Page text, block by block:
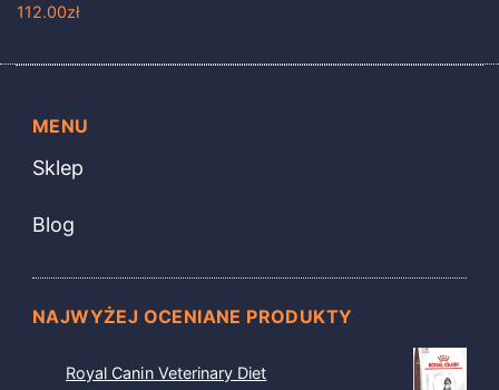
112.00zł
MENU
Sklep
Blog
NAJWYŻEJ OCENIANE PRODUKTY
Royal Canin Veterinary Diet